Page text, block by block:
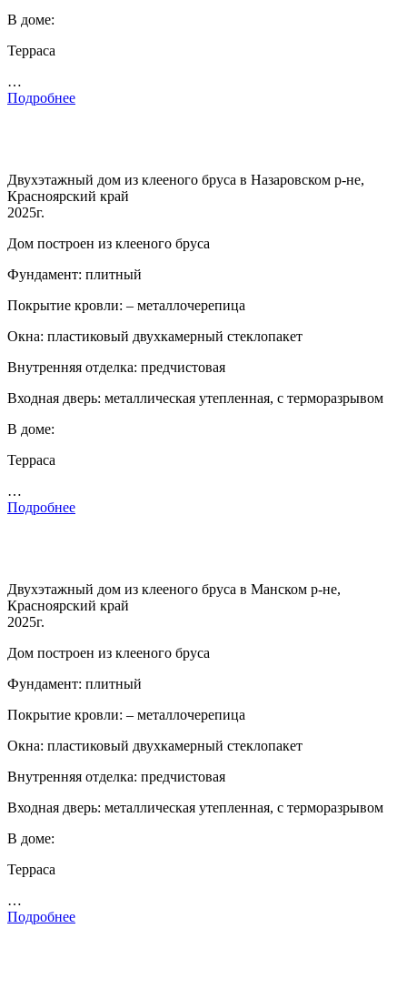
В доме:
Терраса
…
Подробнее
Двухэтажный дом из клееного бруса в Назаровском р-не,
Красноярский край
2025г.
Дом построен из клееного бруса
Фундамент: плитный
Покрытие кровли: – металлочерепица
Окна: пластиковый двухкамерный стеклопакет
Внутренняя отделка: предчистовая
Входная дверь: металлическая утепленная, с терморазрывом
В доме:
Терраса
…
Подробнее
Двухэтажный дом из клееного бруса в Манском р-не,
Красноярский край
2025г.
Дом построен из клееного бруса
Фундамент: плитный
Покрытие кровли: – металлочерепица
Окна: пластиковый двухкамерный стеклопакет
Внутренняя отделка: предчистовая
Входная дверь: металлическая утепленная, с терморазрывом
В доме:
Терраса
…
Подробнее